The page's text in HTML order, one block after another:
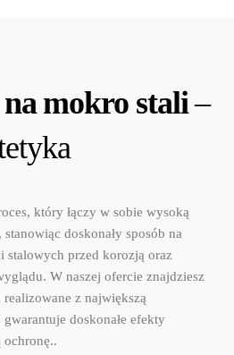
mokro stali–
który łączy w sobie wysoką
doskonały sposób na
stalowych przed korozją oraz
W naszej ofercie znajdziesz
z największą
doskonałe efekty
ochronę..